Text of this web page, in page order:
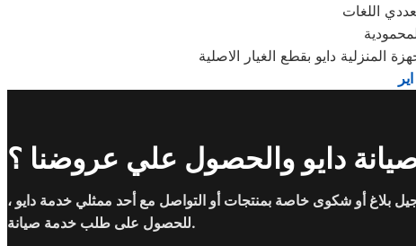
اللغات
دايو بقطع الغيار الاصلية
دايو والحصول علي عروضنا ؟
بلاغ أو شكوى خاصة بمنتجات أو التواصل مع أحد ممثلي خدمة دايو ،
للحصول على طلب خدمة صيانة.